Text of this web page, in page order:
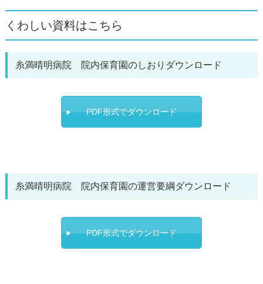
くわしい資料はこちら
糸満晴明病院 院内保育園のしおりダウンロード
PDF形式でダウンロード
糸満晴明病院 院内保育園の運営要綱ダウンロード
PDF形式でダウンロード